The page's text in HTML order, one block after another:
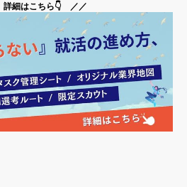
細はこちら👇 ／／